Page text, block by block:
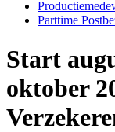
Parttime
Start
oktober